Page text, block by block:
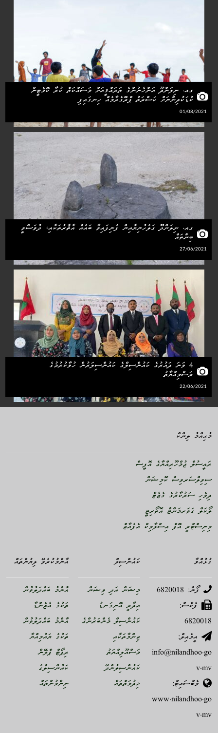
ގއ. ނިލަންދޫ އަންހެނުންގެ ތަރައްޤީއަށް މަސައްކަތް ކުރާ ކޮމެޓީން
ކުޑަކުދިންނަށް ކަސްރަތު ޕްރޮގެރާމެއް ހިނގައިފި
01/08/2021
ގއ. ނިލަންދޫ ގަލެހުނިޔާއިން ފެނިފައިވާ ބައެއް އާޘާރުތަކާއި، ދުވަސްވީ
ބިނާތައް
27/06/2021
4 ވަނަ ދައުރުގެ ކައުންސިލްގެ ކައުންސިލަރުން ހުވާކުރުމުގެ
ރަސްމިއްޔާތު
22/06/2021
މުޙިއްމު ލިންކް
ރައީސުލް ޖުމްހޫރިއްޔާގެ އޮފީސް
ސިވިލްސަރވިސް ކޮމިޝަން
ދިވެހި ސަރުކާރުގެ ގެޒެޓް
ލޯކަލް ގަވަރމަންޓް އޮތޯރިޓީ
މިނިސްޓްރީ އޮފް އިސްލާމިކް އެފެއާޒް
އާންމުކުރެވޭ ލިޔުންތައް
އާންމު ބައްދަލުވުން
ތަކުގެ އެޖެންޑާ
އާންމު ބައްދަލުވުން
ތަކުގެ ޔައުމިއްޔާ
ރިޕޯޓް ޕްލޭން
ކައުންސިލްގެ
ނިންމުންތައް
ކައުންސިލް
މިޝަން އަދި ވިޝަން
އިދާރީ އޮނިގަނޑު
ކައުންސިލް މެންބަރުންގެ
ޒިންމާތަކާއި
މަސްއޫލިއްޔަތު
ކައުންސިލުންދޭ
ޚިދުމަތްތައް
ގުޅުއްވާ
ފޯން: 6820018
ފެކްސް:
6820018
އީމެއިލް:
info@nilandhoo.go
v.mv
ވެބްސައިޓް:
www.nilandhoo.go
v.mv